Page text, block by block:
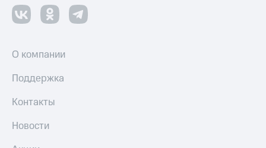
О компании
Поддержка
Контакты
Новости